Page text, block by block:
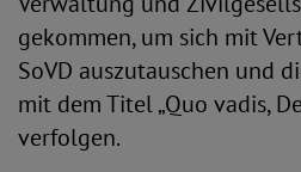
gekommen, um sich mit
SoVD auszutauschen und
mit dem Titel „Quo vadis,
verfolgen.